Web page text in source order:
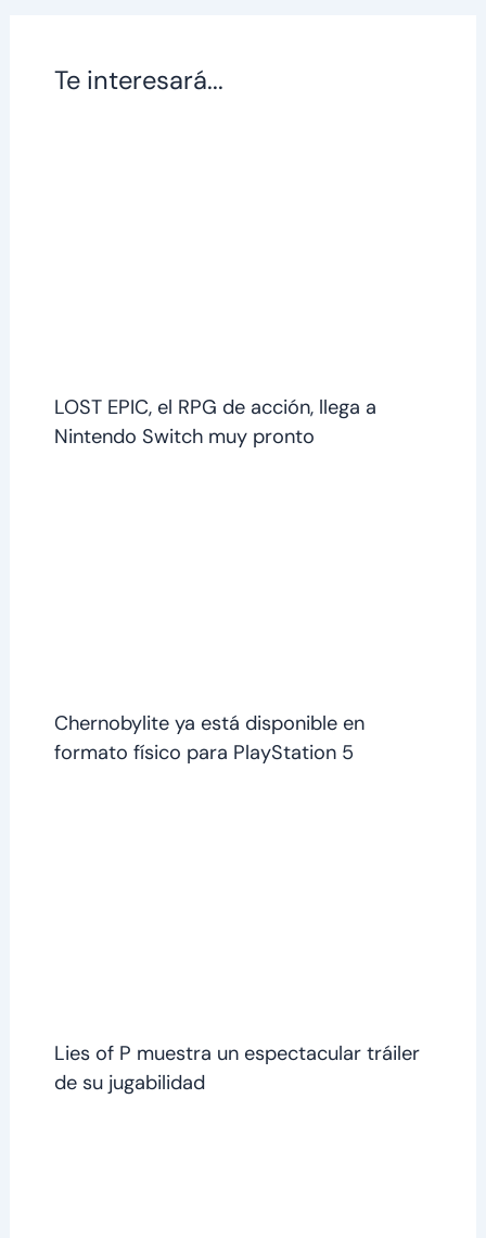
Te interesará...
LOST EPIC, el RPG de acción, llega a
Nintendo Switch muy pronto
Chernobylite ya está disponible en
formato físico para PlayStation 5
Lies of P muestra un espectacular tráiler
de su jugabilidad